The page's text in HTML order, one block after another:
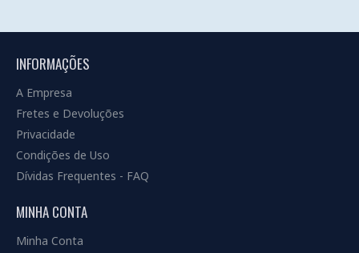
INFORMAÇÕES
A Empresa
Fretes e Devoluções
Privacidade
Condições de Uso
Dívidas Frequentes - FAQ
MINHA CONTA
Minha Conta